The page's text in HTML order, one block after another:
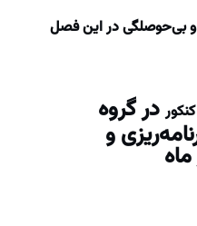
بی‌حوصلگی در این فصل
در گروه
و